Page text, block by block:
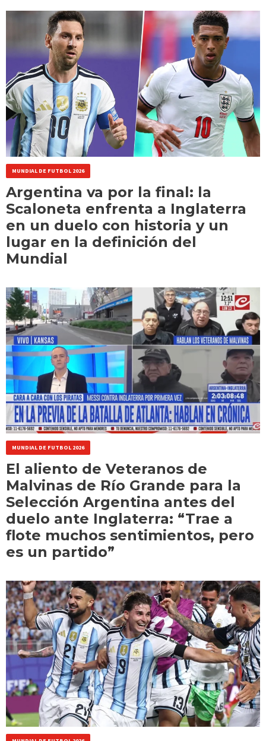
MUNDIAL DE FUTBOL 2026
Argentina va por la final: la
Scaloneta enfrenta a Inglaterra
en un duelo con historia y un
lugar en la definición del
Mundial
MUNDIAL DE FUTBOL 2026
El aliento de Veteranos de
Malvinas de Río Grande para la
Selección Argentina antes del
duelo ante Inglaterra: “Trae a
flote muchos sentimientos, pero
es un partido”